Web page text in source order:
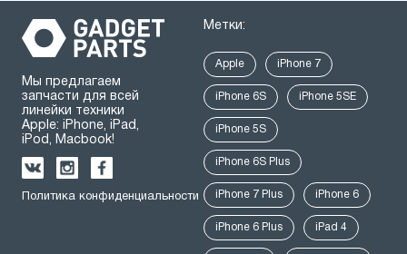
Мы предлагаем
запчасти для всей
линейки техники
Apple: iPhone, iPad,
iPod, Macbook!
Политика конфиденциальности
Метки:
Apple iPhone 7
iPhone 6S iPhone 5SE
iPhone 5S
iPhone 6S Plus
iPhone 7 Plus iPhone 6
iPhone 6 Plus iPad 4